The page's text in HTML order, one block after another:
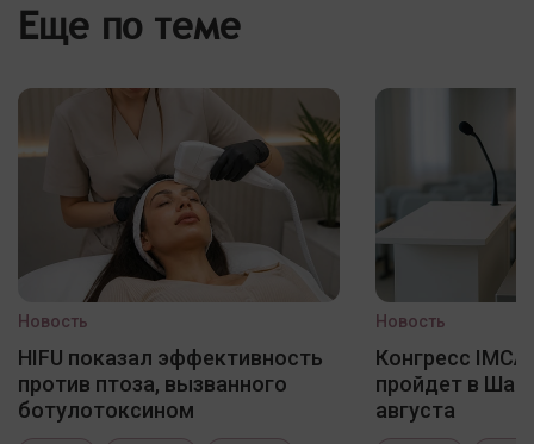
Еще по теме
Новость
HIFU показал эффективность
против птоза, вызванного
ботулотоксином
Новость
Конгресс
пройдет в
августа